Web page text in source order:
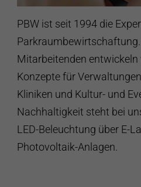
PBW ist seit 1994 die
Mitarbeitenden
Konzepte für
Kliniken und Kultur- und
Nachhaltigkeit steht bei
LED-Beleuchtung über E-
Photovoltaik-Anlagen.